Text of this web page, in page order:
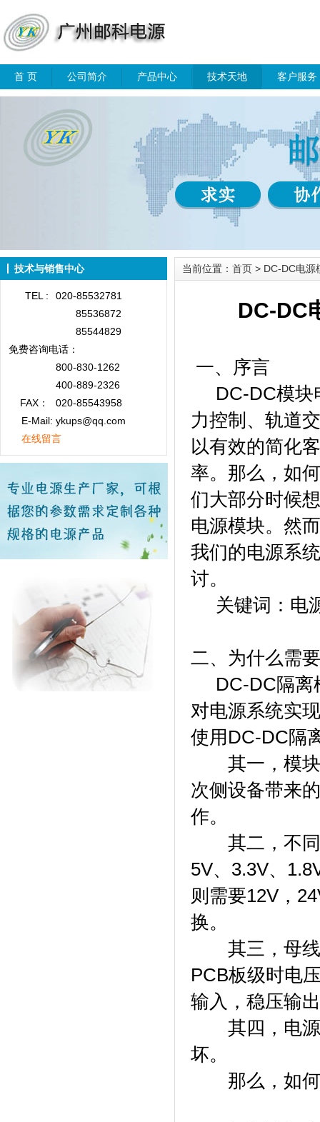
首 页 公司简介 产品中心 技术天地 客户服务
技术与销售中心
TEL :
020-85532781
85536872
85544829
免费咨询电话：
800-830-1262
400-889-2326
FAX：
020-85543958
E-Mail: ykups@qq.com
在线留言
当前位置： 首页 > DC-DC电源
DC-DC
一、序言
DC-DC模块
力控制、轨道
以有效的简化
率。那么，如
们大部分时候
电源模块。然
我们的电源系
讨。
关键词：电
二、为什么需
DC-DC隔离
对电源系统实
使用DC-DC隔
其一，模块
次侧设备带来
作。
其二，不同
5V、3.3V、
则需要12V，
换。
其三，母线
PCB板级时电
输入，稳压输
其四，电源
坏。
那么，如何